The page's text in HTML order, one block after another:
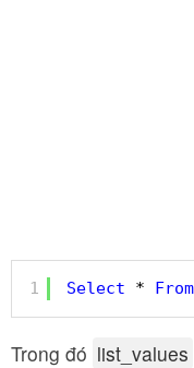
1 Select * From
Trong đó list_values